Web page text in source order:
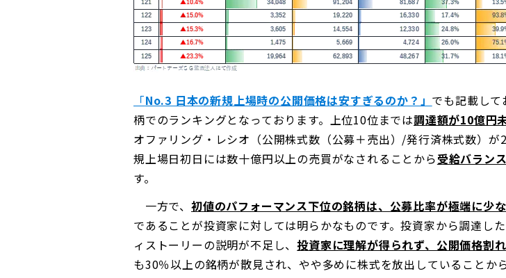
「No.3 日本の新規上場時の公開価格は安すぎるのか？」 でも記載し
柄でのランキングとなっております。上位10位までは調達額が10億円
オファリング・レシオ（公開株式数（公募＋売出）/発行済株式数）
規上場日初日には数十億円以上の売買がなされることから受給バラン
す。
一方で、 初値のパフォーマンス下位の銘柄は、公募比率が極端に少
であることが投資家に対しては明らかなものです。投資家から調達し
ィストーリーの説明が不足し、 投資家に理解が得られず、公開価格割
も30％以上の銘柄が散見され、やや多めに株式を放出していることか